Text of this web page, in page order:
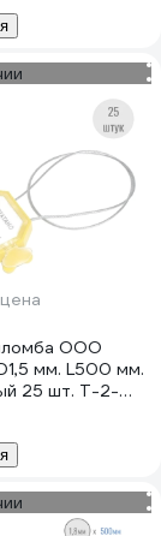
ООО
мм. L500 мм.
25 шт. T-2-